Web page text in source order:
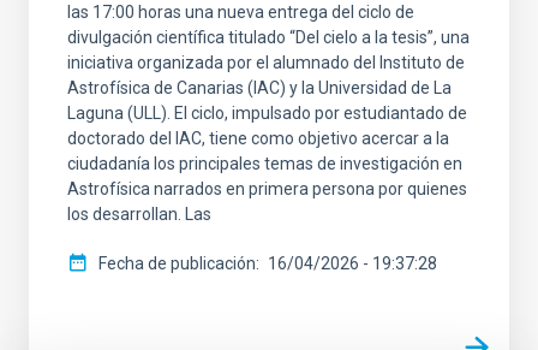
las 17:00 horas una nueva entrega del ciclo de
divulgación científica titulado “Del cielo a la tesis”, una
iniciativa organizada por el alumnado del Instituto de
Astrofísica de Canarias (IAC) y la Universidad de La
Laguna (ULL). El ciclo, impulsado por estudiantado de
doctorado del IAC, tiene como objetivo acercar a la
ciudadanía los principales temas de investigación en
Astrofísica narrados en primera persona por quienes
los desarrollan. Las
Fecha de publicación 16/04/2026 - 19:37:28